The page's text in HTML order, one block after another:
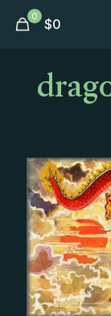
0 $0